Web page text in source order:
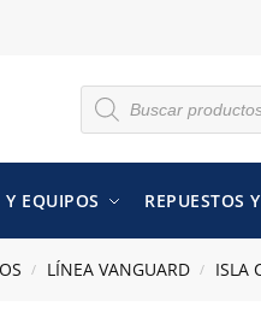
EQUIPOS REPUESTOS
/ LÍNEA VANGUARD / ISLA